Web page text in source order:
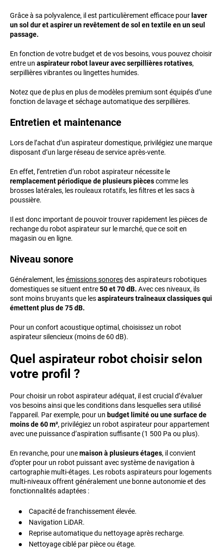
Grâce à sa polyvalence, il est particulièrement efficace pour laver
un sol dur et aspirer un revêtement de sol en textile en un seul
passage.
En fonction de votre budget et de vos besoins, vous pouvez choisir
entre un aspirateur robot laveur avec serpillières rotatives,
serpillières vibrantes ou lingettes humides.
Notez que de plus en plus de modèles premium sont équipés d’une
fonction de lavage et séchage automatique des serpillières.
Entretien et maintenance
Lors de l’achat d’un aspirateur domestique, privilégiez une marque
disposant d’un large réseau de service après-vente.
En effet, l’entretien d’un robot aspirateur nécessite le
remplacement périodique de plusieurs piècescomme les
brosses latérales, les rouleaux rotatifs, les filtres et les sacs à
poussière.
Il est donc important de pouvoir trouver rapidement les pièces de
rechange du robot aspirateur sur le marché, que ce soit en
magasin ou en ligne.
Niveau sonore
Généralement, lesémissions sonoresdes aspirateurs robotiques
domestiques se situent entre50 et 70 dB. Avec ces niveaux, ils
sont moins bruyants que lesaspirateurs traîneaux classiques qui
émettent plus de 75 dB.
Pour un confort acoustique optimal, choisissez un robot
aspirateur silencieux (moins de 60 dB).
Quel aspirateur robot choisir selon
votre profil ?
Pour choisir un robot aspirateur adéquat, il est crucial d’évaluer
vos besoins ainsi que les conditions dans lesquelles sera utilisé
l’appareil. Par exemple, pour un budget limité ou une surface de
moins de 60 m², privilégiez un robot aspirateur pour appartement
avec une puissance d’aspiration suffisante (1 500 Pa ou plus).
En revanche, pour unemaison à plusieurs étages, il convient
d’opter pour un robot puissant avec système de navigation à
cartographie multi-étages. Les robots aspirateurs pour logements
multi-niveaux offrent généralement une bonne autonomie et des
fonctionnalités adaptées :
Capacité de franchissement élevée.
Navigation LiDAR.
Reprise automatique du nettoyage après recharge.
Nettoyage ciblé par pièce ou étage.